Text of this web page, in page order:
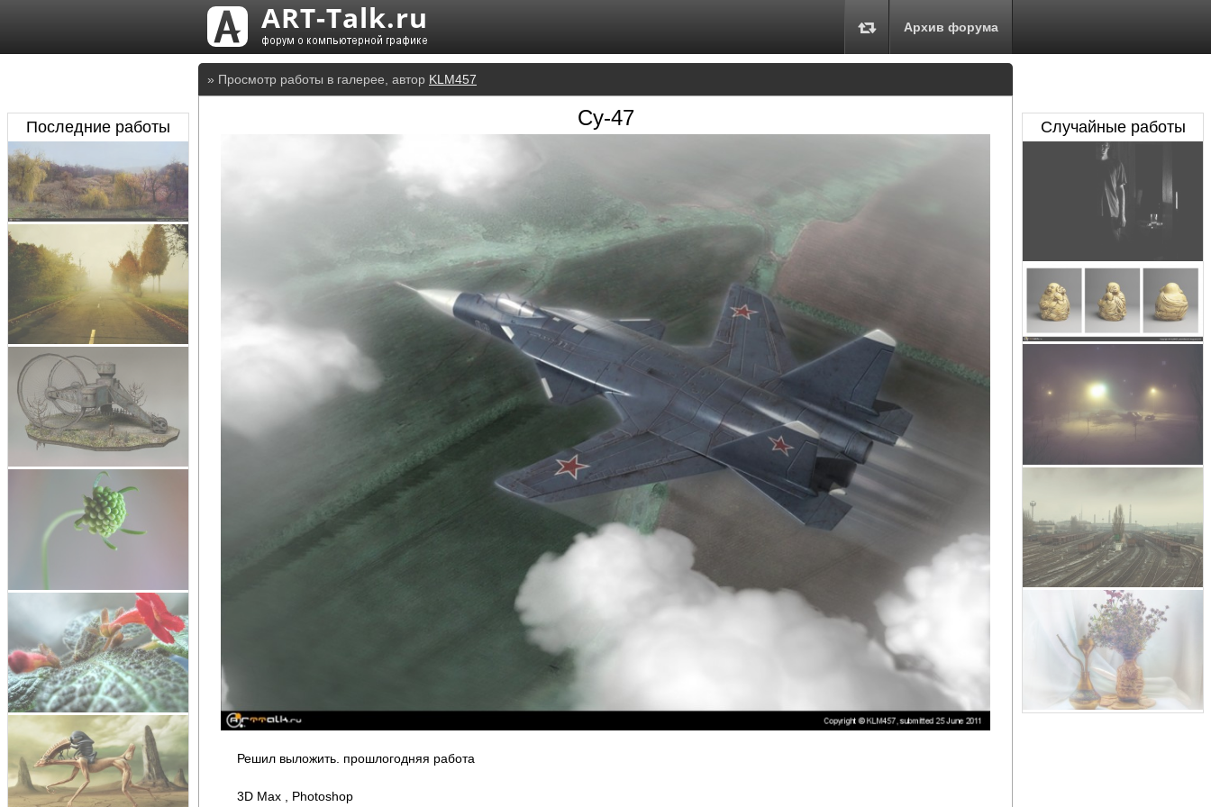
Архив форума
» Просмотр работы в галерее, автор KLM457
Су-47
Решил выложить. прошлогодняя работа
3D Max , Photoshop
Последние работы Случайные работы